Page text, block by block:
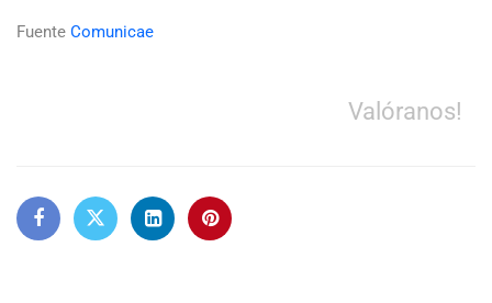
Fuente Comunicae
Valóranos!